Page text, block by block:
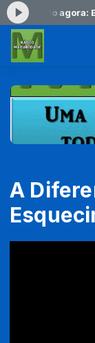
Tocando agora:
A